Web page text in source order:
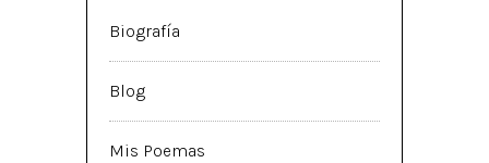
Biografía
Blog
Mis Poemas